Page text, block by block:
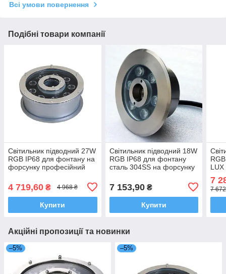
Всі умови повернення
Подібні товари компанії
Світильник підводний 27W
RGB IP68 для фонтану на
форсунку професійний
4 719,60 ₴ 4 968 ₴
Купити
Світильник підводний 18W
RGB IP68 для фонтану
сталь 304SS на форсунку
7 153,90₴
Купити
LUX
7
7
Акційні пропозиції та новинки
–5% –5%